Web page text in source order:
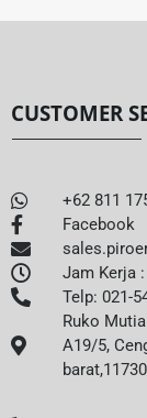
CUSTOMER
+62 811
Facebook
Jam Kerja
Telp: 021-
Ruko
A19/5,
barat,11730